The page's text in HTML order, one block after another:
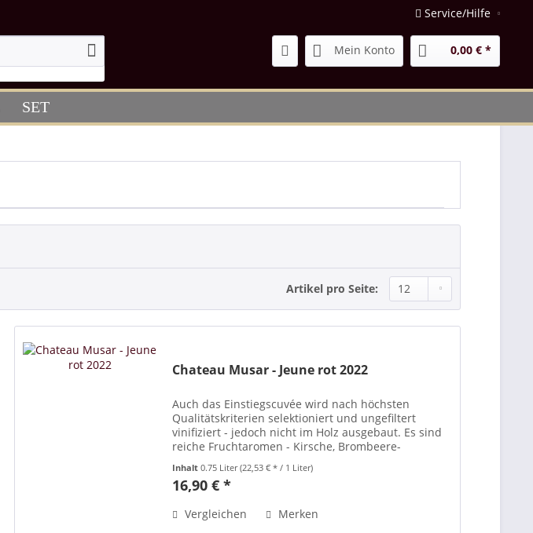
Service/Hilfe
Mein Konto 0,00 € *
SET
Artikel pro Seite:
Chateau Musar - Jeune rot 2022
Auch das Einstiegscuvée wird nach höchsten
Qualitätskriterien selektioniert und ungefiltert
vinifiziert - jedoch nicht im Holz ausgebaut. Es sind
reiche Fruchtaromen - Kirsche, Brombeere-
Würznoten...
Inhalt0.75 Liter(22,53 € * / 1 Liter)
16,90 € *
Vergleichen Merken